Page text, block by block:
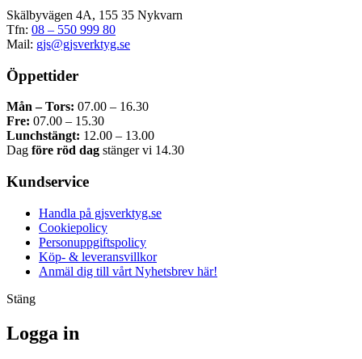
Skälbyvägen 4A, 155 35 Nykvarn
Tfn: 08 – 550 999 80
Mail: gjs@gjsverktyg.se
Öppettider
Mån – Tors: 07.00 – 16.30
Fre: 07.00 – 15.30
Lunchstängt: 12.00 – 13.00
Dag före röd dag stänger vi 14.30
Kundservice
Handla på gjsverktyg.se
Cookiepolicy
Personuppgiftspolicy
Köp- & leveransvillkor
Anmäl dig till vårt Nyhetsbrev här!
Stäng
Logga in